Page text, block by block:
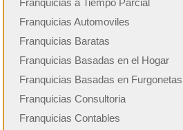
Franquicias Automoviles
Franquicias Baratas
Franquicias Basadas en el Hogar
Franquicias Basadas en Furgonetas
Franquicias Consultoria
Franquicias Contables